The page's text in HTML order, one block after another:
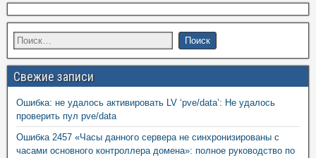
Свежие записи
Ошибка: не удалось активировать LV ‘pve/data’: Не удалось
проверить пул pve/data
Ошибка 2457 «Часы данного сервера не синхронизированы с
часами основного контроллера домена»: полное руководство по